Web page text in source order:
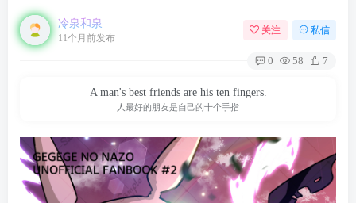
冷泉和泉
11个月前发布
关注 私信
0 58 7
A man's best friends are his ten fingers.
人最好的朋友是自己的十个手指